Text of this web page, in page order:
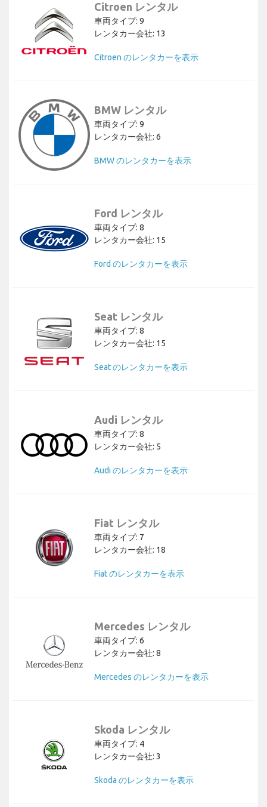
Citroen レンタル
車両タイプ: 9
レンタカー会社: 13
Citroen のレンタカーを表示
BMW レンタル
車両タイプ: 9
レンタカー会社: 6
BMW のレンタカーを表示
Ford レンタル
車両タイプ: 8
レンタカー会社: 15
Ford のレンタカーを表示
Seat レンタル
車両タイプ: 8
レンタカー会社: 15
Seat のレンタカーを表示
Audi レンタル
車両タイプ: 8
レンタカー会社: 5
Audi のレンタカーを表示
Fiat レンタル
車両タイプ: 7
レンタカー会社: 18
Fiat のレンタカーを表示
Mercedes レンタル
車両タイプ: 6
レンタカー会社: 8
Mercedes のレンタカーを表示
Skoda レンタル
車両タイプ: 4
レンタカー会社: 3
Skoda のレンタカーを表示